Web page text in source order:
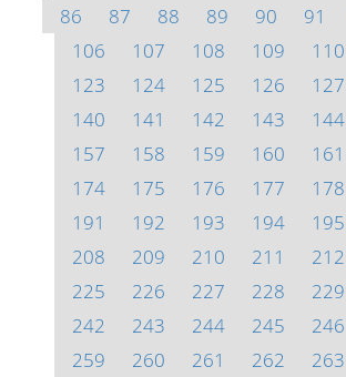
86
87 88 89 90 91
106
107 108 109 110
123
124 125 126 127
140
141 142 143 144
157
158 159 160 161
174
175 176 177 178
191
192 193 194 195
208
209 210 211 212
225
226 227 228 229
242
243 244 245 246
259
260 261 262 263